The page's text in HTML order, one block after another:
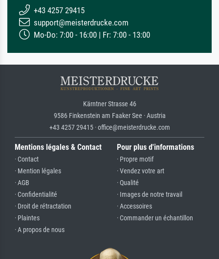
+43 4257 29415
support@meisterdrucke.com
Mo-Do: 7:00 - 16:00 | Fr: 7:00 - 13:00
Kärntner Strasse 46
9586 Finkenstein am Faaker See · Austria
+43 4257 29415 · office@meisterdrucke.com
Mentions légales & Contact
· Contact
· Mention légales
· AGB
· Confidentialité
· Droit de rétractation
· Plaintes
· A propos de nous
Pour plus d'informations
· Propre motif
· Vendez votre art
· Qualité
· Images de notre travail
· Accessoires
· Commander un échantillon